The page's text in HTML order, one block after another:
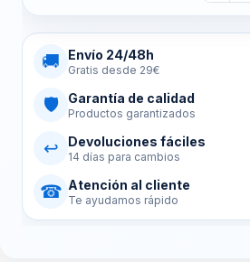
🚚 Envío 24/48h
Gratis desde 29€
🛡 Garantía de calidad
Productos garantizados
↩ Devoluciones fáciles
14 días para cambios
☎ Atención al cliente
Te ayudamos rápido